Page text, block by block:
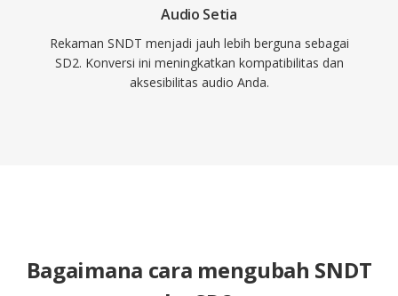
Audio Setia
Rekaman SNDT menjadi jauh lebih berguna sebagai
SD2. Konversi ini meningkatkan kompatibilitas dan
aksesibilitas audio Anda.
Bagaimana cara mengubah SNDT